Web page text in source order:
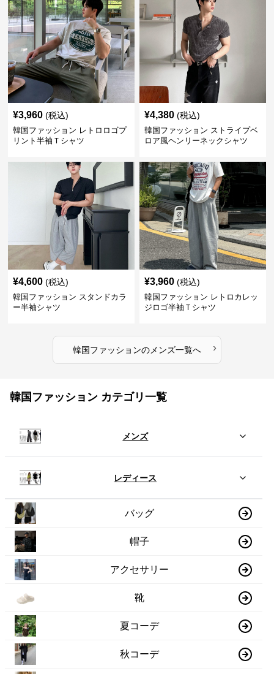
¥3,960 (税込)
韓国ファッション レトロロゴプ
リント半袖Ｔシャツ
¥4,380 (税込)
韓国ファッション ストライプベ
ロア風ヘンリーネックシャツ
¥4,600 (税込)
韓国ファッション スタンドカラ
ー半袖シャツ
¥3,960 (税込)
韓国ファッション レトロカレッ
ジロゴ半袖Ｔシャツ
韓国ファッションのメンズ一覧へ ›
韓国ファッション カテゴリ一覧
メンズ
レディース
バッグ
帽子
アクセサリー
靴
夏コーデ
秋コーデ